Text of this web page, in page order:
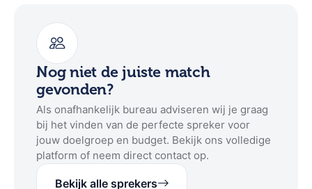
comfortzone durft te verlaten. Een unieke
ervaring vol krachtige inzichten, die je
inspireert om je eigen grenzen te
verleggen.
Nog niet de juiste match
gevonden?
Als onafhankelijk bureau adviseren wij je graag
bij het vinden van de perfecte spreker voor
jouw doelgroep en budget. Bekijk ons volledige
platform of neem direct contact op.
Bekijk alle sprekers